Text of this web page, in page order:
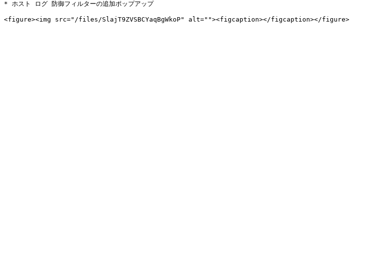
* ホスト ログ 防御フィルターの追加ポップアップ